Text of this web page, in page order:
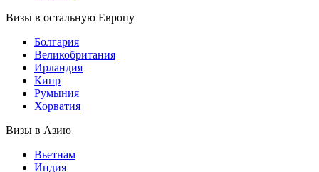
Визы в остальную Европу
Болгария
Великобритания
Ирландия
Кипр
Румыния
Хорватия
Визы в Азию
Вьетнам
Индия